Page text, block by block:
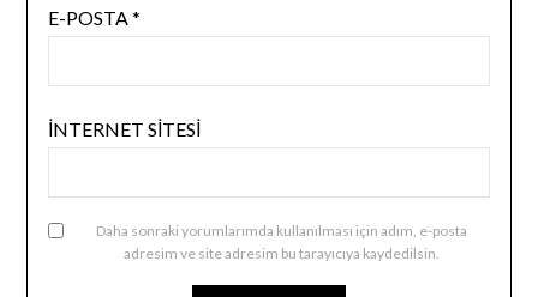
E-POSTA*
İNTERNET SITESI
Daha sonraki yorumlarımda kullanılması için adım, e-posta
adresim ve site adresim bu tarayıcıya kaydedilsin.